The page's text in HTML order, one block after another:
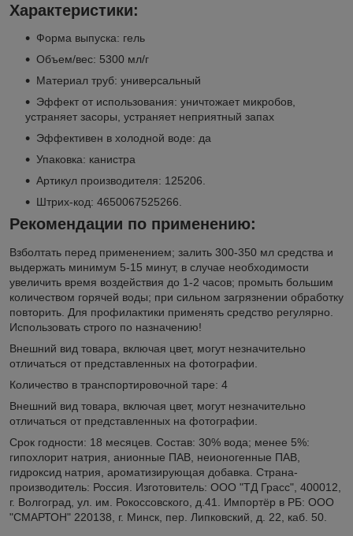
Характеристики:
Форма выпуска: гель
Объем/вес: 5300 мл/г
Материал труб: универсальный
Эффект от использования: уничтожает микробов,
устраняет засоры, устраняет неприятный запах
Эффективен в холодной воде: да
Упаковка: канистра
Артикул производителя: 125206.
Штрих-код: 4650067525266.
Рекомендации по применению:
Взболтать перед применением; залить 300-350 мл средства и
выдержать минимум 5-15 минут, в случае необходимости
увеличить время воздействия до 1-2 часов; промыть большим
количеством горячей воды; при сильном загрязнении обработку
повторить. Для профилактики применять средство регулярно.
Использовать строго по назначению!
Внешний вид товара, включая цвет, могут незначительно
отличаться от представленных на фотографии.
Количество в транспортировочной таре: 4
Внешний вид товара, включая цвет, могут незначительно
отличаться от представленных на фотографии.
Срок годности: 18 месяцев. Состав: 30% вода; менее 5%:
гипохлорит натрия, анионные ПАВ, неионогенные ПАВ,
гидроксид натрия, ароматизирующая добавка. Страна-
производитель: Россия. Изготовитель: ООО "ТД Грасс", 400012,
г. Волгоград, ул. им. Рокоссовского, д.41. Импортёр в РБ: ООО
"СМАРТОН" 220138, г. Минск, пер. Липковский, д. 22, каб. 50.